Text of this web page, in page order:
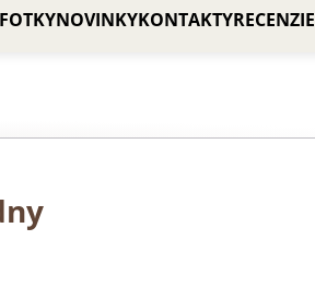
NOVINKYKONTAKTYRECENZIE